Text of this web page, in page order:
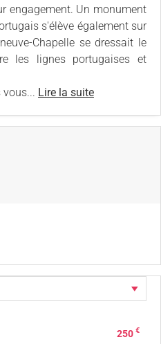
engagement. Un monument
s'élève également sur
Chapelle se dressait le
les lignes portugaises et
Lire la suite
250 €